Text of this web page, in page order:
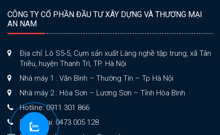
CÔNG TY CỔ PHẦN ĐẦU TƯ XÂY DỰNG VÀ THƯƠNG MẠI
AN NAM
Địa chỉ: Lô S5-5, Cụm sản xuất Làng nghề tập trung, xã Tân
Triều, huyện Thanh Trì, TP. Hà Nội
Nhà máy 1 : Văn Bình – Thường Tín – Tp Hà Nội
Nhà máy 2 : Hòa Sơn – Lương Sơn – Tỉnh Hòa Bình
Hotline: 0911 301 866
Điện thoại: 0473 005 128